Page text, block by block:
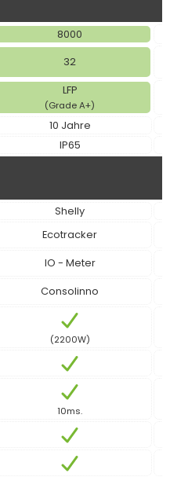
8000
32
LFP
(Grade A+)
10 Jahre
IP65
Shelly
Ecotracker
IO - Meter
Consolinno
(2200W)
10ms.